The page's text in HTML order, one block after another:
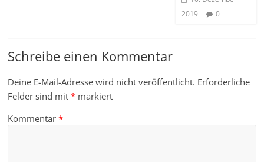
2019
0
Schreibe einen Kommentar
Deine E-Mail-Adresse wird nicht veröffentlicht. Erforderliche
Felder sind mit* markiert
Kommentar*